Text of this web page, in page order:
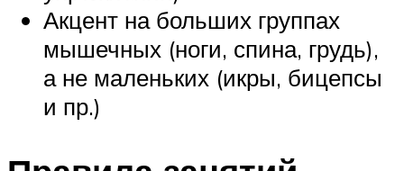
Акцент на больших группах
мышечных (ноги, спина, грудь),
а не маленьких (икры, бицепсы
и пр.)